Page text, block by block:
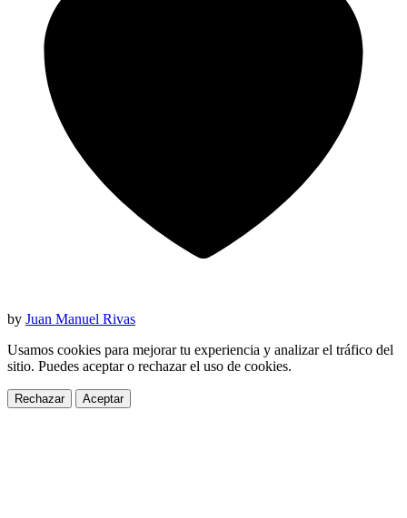
by Juan Manuel Rivas
Usamos cookies para mejorar tu experiencia y analizar el tráfico del
sitio. Puedes aceptar o rechazar el uso de cookies.
Rechazar Aceptar